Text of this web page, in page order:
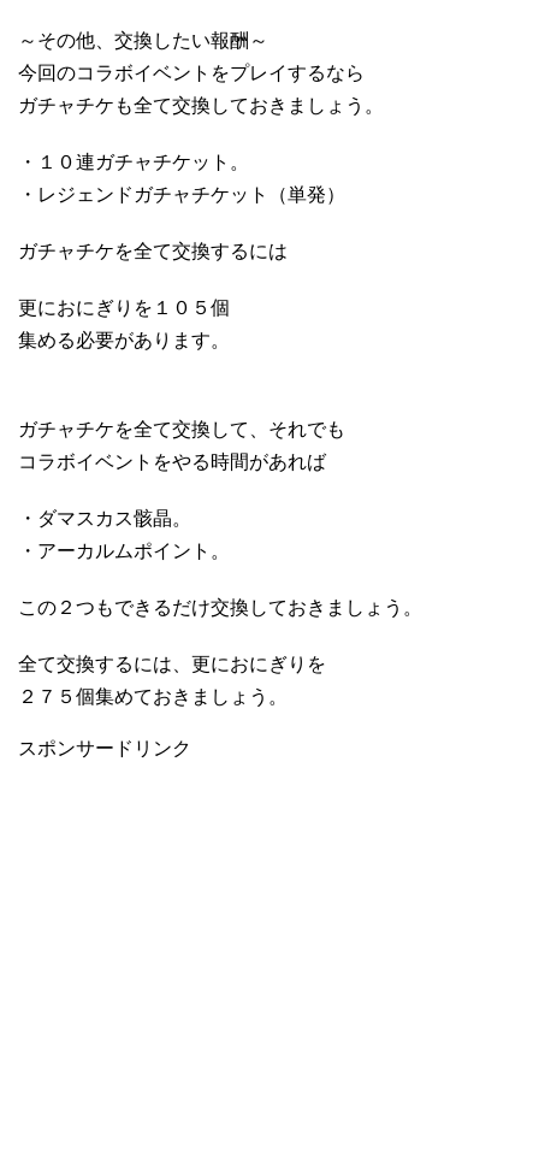
～その他、交換したい報酬～
今回のコラボイベントをプレイするなら
ガチャチケも全て交換しておきましょう。
・１０連ガチャチケット。
・レジェンドガチャチケット（単発）
ガチャチケを全て交換するには
更におにぎりを１０５個
集める必要があります。
ガチャチケを全て交換して、それでも
コラボイベントをやる時間があれば
・ダマスカス骸晶。
・アーカルムポイント。
この２つもできるだけ交換しておきましょう。
全て交換するには、更におにぎりを
２７５個集めておきましょう。
スポンサードリンク